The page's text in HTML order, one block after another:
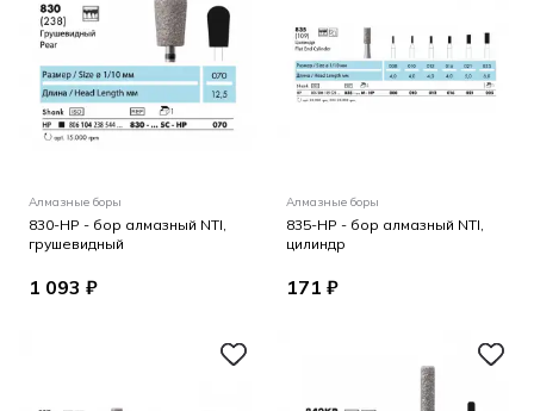
Алмазные боры
830-HP - бор алмазный NTI,
грушевидный
1 093 ₽
Алмазные боры
835-HP - бор алмазный NTI,
цилиндр
171 ₽